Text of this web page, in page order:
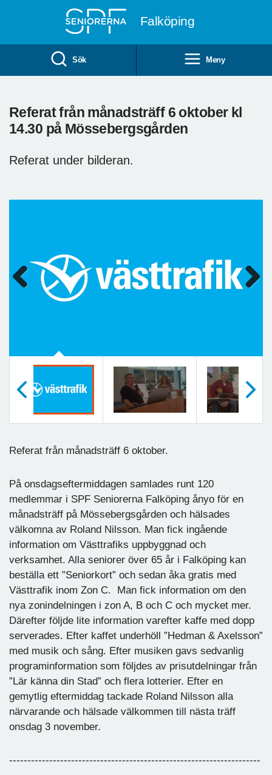
Falköping
Sök Meny
Referat från månadsträff 6 oktober kl
14.30 på Mössebergsgården
Referat under bilderan.
Referat från månadsträff 6 oktober.
På onsdagseftermiddagen samlades runt 120
medlemmar i SPF Seniorerna Falköping ånyo för en
månadsträff på Mössebergsgården och hälsades
välkomna av Roland Nilsson. Man fick ingående
information om Västtrafiks uppbyggnad och
verksamhet. Alla seniorer över 65 år i Falköping kan
beställa ett ”Seniorkort” och sedan åka gratis med
Västtrafik inom Zon C. Man fick information om den
nya zonindelningen i zon A, B och C och mycket mer.
Därefter följde lite information varefter kaffe med dopp
serverades. Efter kaffet underhöll ”Hedman & Axelsson”
med musik och sång. Efter musiken gavs sedvanlig
programinformation som följdes av prisutdelningar från
”Lär känna din Stad” och flera lotterier. Efter en
gemytlig eftermiddag tackade Roland Nilsson alla
närvarande och hälsade välkommen till nästa träff
onsdag 3 november.
---------------------------------------------------------------------